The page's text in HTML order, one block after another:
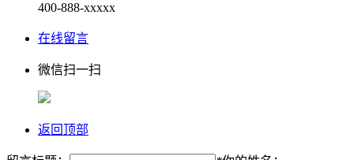
400-888-xxxxx
在线留言
微信扫一扫
返回顶部